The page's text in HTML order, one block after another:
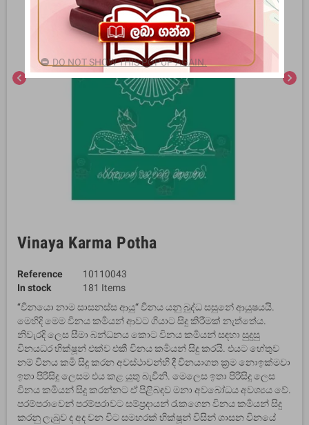
chevron_left chevron_right
Vinaya Karma Potha
Reference
10110043
In stock
181 Items
‘‘විනයො නාම සාසනස්ස ආයු“ විනය යනු බුද්ධ සසුනේ ආයුෂයයි.
මෙහිදි මෙම විනය කර්‍මයන් ආවට ගියාට සිදු කිරීමක් නැත්තේය.
නිවැරදි ලෙස සීමා බන්ධනය කොට විනය කර්‍මයන් සඳහා සුදුසු
විනයධර භික්ෂූන් එක්ව එකී විනය කර්‍මයන් සිදු කරයි. එයට හේතුව
නම් විනය කර්‍ම සිදු කරන අවස්ථාවන්හි දී විනයාගත ක්‍රම නොඉක්මවා
ඉතා පිරිසිදු ලෙසම එය කළ යුතු බැවිනි. මෙලෙස ඉතා පිරිසිදු ලෙස
විනය කර්‍මයන් සිදු කරන්නට ඒ පිළිබඳව මනා අවබෝධය අවශ්‍යය වේ.
පරම්පරාවෙන් පරම්පරාවට සම්ප්‍රදායන් රැකගෙන විනය කර්‍මයන් සිදු
කරනු ලැබුව ද අද වන විට සමහරක් භික්ෂූන් විසින් ශාසන විනයේ
DO NOT SHOW THIS POPUP AGAIN.